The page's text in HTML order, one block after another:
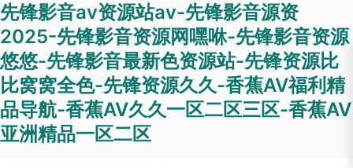
先锋影音av资源站av-先锋影音源资
2025-先锋影音资源网嘿咻-先锋影音资源
悠悠-先锋影音最新色资源站-先锋资源比
比窝窝全色-先锋资源久久-香蕉AV福利精
品导航-香蕉AV久久一区二区三区-香蕉AV
亚洲精品一区二区